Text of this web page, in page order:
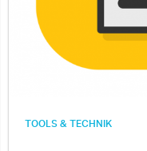
TOOLS & TECHNIK